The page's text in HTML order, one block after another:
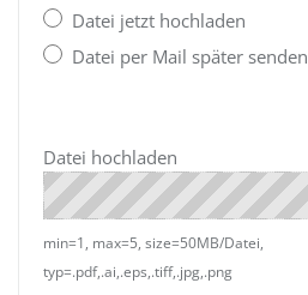
Datei jetzt hochladen
Datei per Mail später senden
Datei hochladen
min=1, max=5, size=50MB/Datei,
typ=.pdf,.ai,.eps,.tiff,.jpg,.png